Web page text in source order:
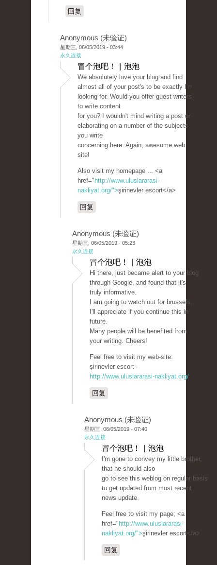
回复
Anonymous (未验证)
星期三, 06/05/2019 - 03:44
永久连接
冒个泡吧！ | 泡泡
We absolutely love your blog and find
almost all of your post's to be exactly I'm
looking for. Would you offer guest writers
to write content
for you? I wouldn't mind writing a post or
elaborating on a number of the subjects
you write
concerning here. Again, awesome web
site!
Also visit my homepage ... <a
href=" http://www.uluslararasi-
nakliyat.org/">şirinevler escort</a>
回复
Anonymous (未验证)
星期三, 06/05/2019 - 05:23
永久连接
冒个泡吧！ | 泡泡
Hi there, just became alert to your blog
through Google, and found that it's
truly informative.
I am going to watch out for brussels.
I'll appreciate if you continue this in
future.
Many people will be benefited from
your writing. Cheers!
Feel free to visit my web-site:
şirinevler escort -
http://www.uluslararasi-nakliyat.org/
回复
Anonymous (未验证)
星期三, 06/05/2019 - 07:40
永久连接
冒个泡吧！ | 泡泡
I'm gone to convey my little brother,
that he should also
go to see this weblog on regular basis
to get updated from most recent
news update.
Feel free to visit my page; <a
href=" http://www.uluslararasi-
nakliyat.org/">şirinevler escort</a>
回复